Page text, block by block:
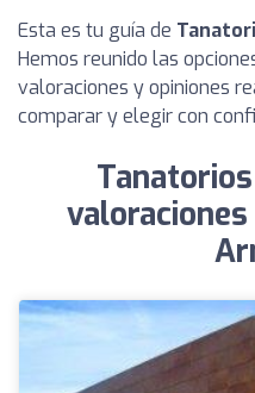
Esta es tu guía de
Hemos reunido las
valoraciones y opiniones
comparar y elegir con
valoraciones